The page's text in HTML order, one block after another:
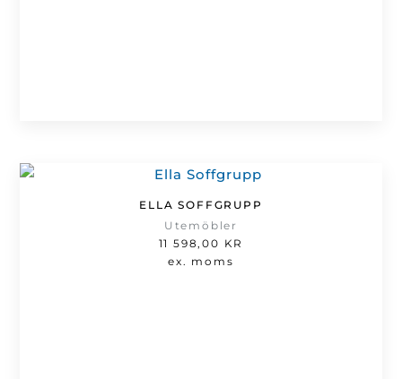
ELLA SOFFGRUPP
Utemöbler
11 598,00 KR
ex. moms